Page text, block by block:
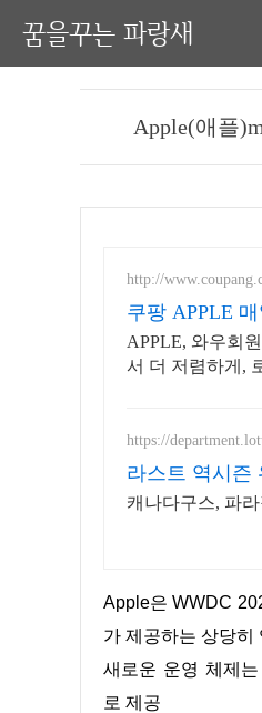
꿈을꾸는 파랑새
Apple(애플
http://
쿠팡 APPLE
APPLE, 와우회
서 더 저렴하게,
https://
라스트 역시즌
캐나다구스, 파
Apple은 WWDC 2026에서 macOS 27 Golden Gate를 발표했으며 Intel Mac에 대한 지원이 종료되고 Google Gemini
가 제공하는 상당히
새로운 운영 체제
로 제공